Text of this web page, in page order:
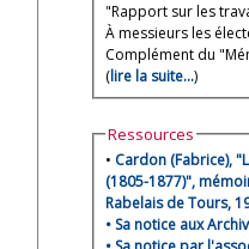
"Rapport sur les
À messieurs les
Complément du
(lire la suite...)
Ressources
• Cardon (Fabrice),
(1805-1877)",
Rabelais de Tours,
• Sa notice aux